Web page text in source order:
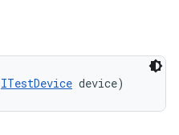
ITestDevice device)